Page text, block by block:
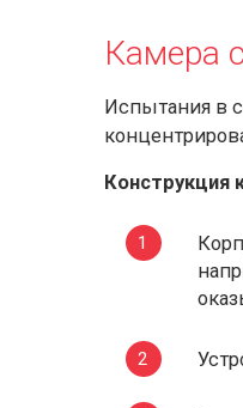
Камера
Испытания в
Конструкция